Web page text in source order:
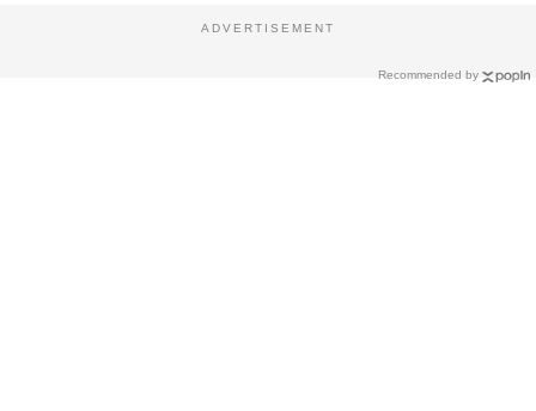
Recommended by
ADVERTISEMENT